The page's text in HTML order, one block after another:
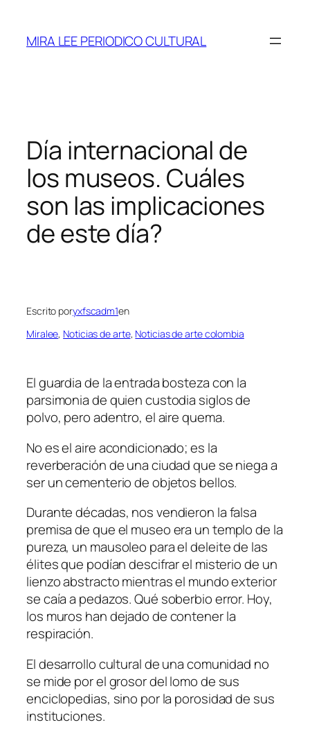
contenido
MIRA LEE PERIODICO CULTURAL
Día internacional de
los museos. Cuáles
son las implicaciones
de este día?
Escrito poryxfscadm1en
Miralee, Noticias de arte, Noticias de arte colombia
El guardia de la entrada bosteza con la
parsimonia de quien custodia siglos de
polvo, pero adentro, el aire quema.
No es el aire acondicionado; es la
reverberación de una ciudad que se niega a
ser un cementerio de objetos bellos.
Durante décadas, nos vendieron la falsa
premisa de que el museo era un templo de la
pureza, un mausoleo para el deleite de las
élites que podían descifrar el misterio de un
lienzo abstracto mientras el mundo exterior
se caía a pedazos. Qué soberbio error. Hoy,
los muros han dejado de contener la
respiración.
El desarrollo cultural de una comunidad no
se mide por el grosor del lomo de sus
enciclopedias, sino por la porosidad de sus
instituciones.